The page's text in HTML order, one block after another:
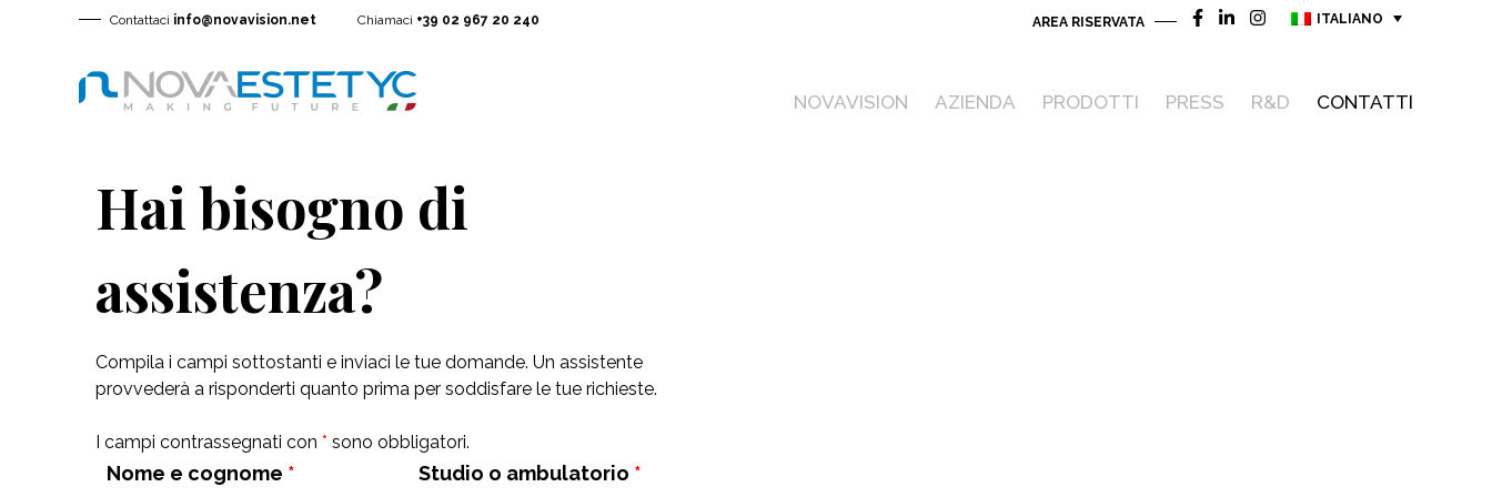
Contattaci info@novavision.net Chiamaci +39 02 967 20 240 AREA RISERVATA ITALIANO
NOVAVISION AZIENDA PRODOTTI PRESS R&D CONTATTI
Hai bisogno di
assistenza?
Compila i campi sottostanti e inviaci le tue domande. Un assistente
provvederà a risponderti quanto prima per soddisfare le tue richieste.
I campi contrassegnati con * sono obbligatori.
Nome e cognome * Studio o ambulatorio *